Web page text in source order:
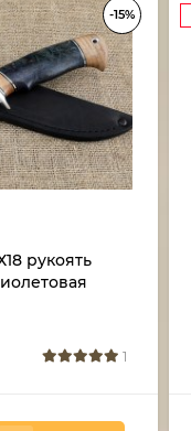
-15%
рукоять
1